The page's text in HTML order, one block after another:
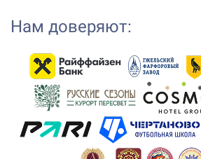
Нам доверяют: